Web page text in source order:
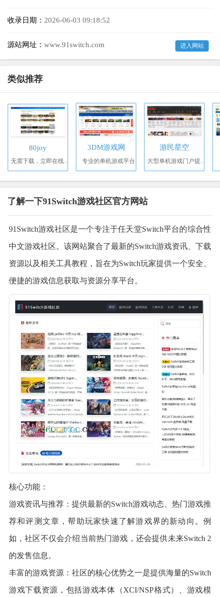
收录日期： 2026-06-03 09:18:52
源站网址： www.91switch.com 进入网站
类似推荐
80joy 3DM游戏网
专业的单机游戏平台
游民星空
了解一下91Switch游戏社区官方网站
91Switch游戏社区是一个专注于任天堂Switch平台的综合性
中文游戏社区。该网站聚合了最新的Switch游戏资讯、下载
资源以及相关工具教程，旨在为Switch玩家提供一个安全、
便捷的游戏信息获取与资源分享平台。
核心功能：
游戏资讯与推荐：提供最新的Switch游戏动态、热门游戏推
荐和评测文章，帮助玩家快速了解游戏界的新动向。例
如，社区不仅会介绍当前热门游戏，还会提供未来Switch 2
的发售信息。
丰富的游戏资源：社区的核心优势之一是提供海量的Switch
游戏下载资源，包括游戏本体（XCI/NSP格式）、游戏模